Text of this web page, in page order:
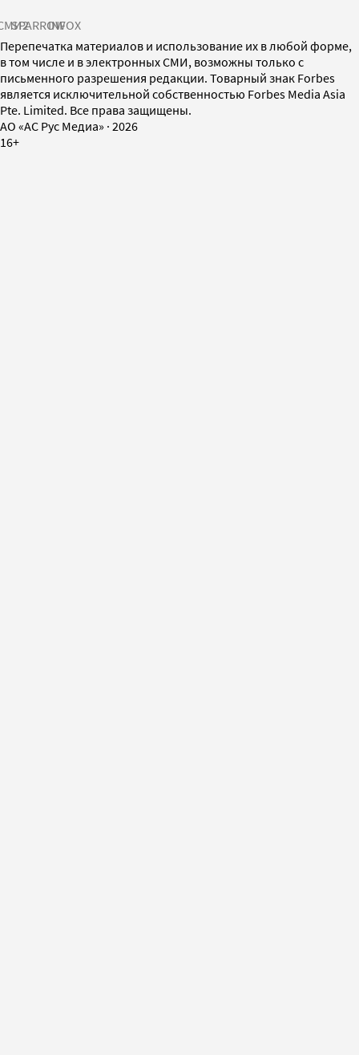
SPARROWINFOX
Перепечатка материалов и использование их в любой форме,
в том числе и в электронных СМИ, возможны только с
письменного разрешения редакции. Товарный знак Forbes
является исключительной собственностью Forbes Media Asia
Pte. Limited. Все права защищены.
AO «АС Рус Медиа» · 2026
16+